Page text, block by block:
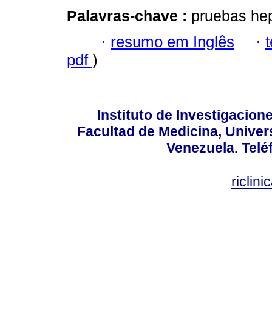
Palavras-chave : pruebas
· resumo em Inglês ·
pdf )
Instituto de
Facultad de Medicina,
Venezuela.